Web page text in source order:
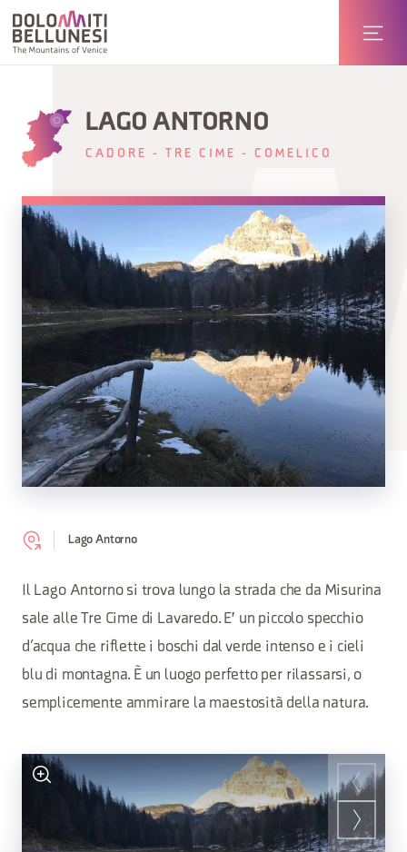
LAGO ANTORNO
CADORE - TRE CIME - COMELICO
Lago Antorno
Il Lago Antorno si trova lungo la strada che da Misurina
sale alle Tre Cime di Lavaredo. E' un piccolo specchio
d’acqua che riflette i boschi dal verde intenso e i cieli
blu di montagna. È un luogo perfetto per rilassarsi, o
semplicemente ammirare la maestosità della natura.